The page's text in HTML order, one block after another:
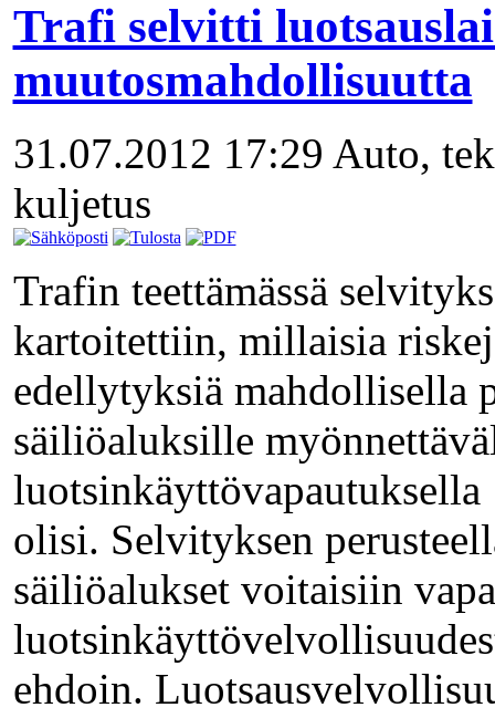
Trafi selvitti
muutosmahdollisuutta
31.07.2012 17:29 Auto,
kuljetus
Trafin teettämässä
kartoitettiin, millaisia
edellytyksiä mahdollisella
säiliöaluksille
luotsinkäyttövapautuksella
olisi. Selvityksen
säiliöalukset voitaisiin
ehdoin.